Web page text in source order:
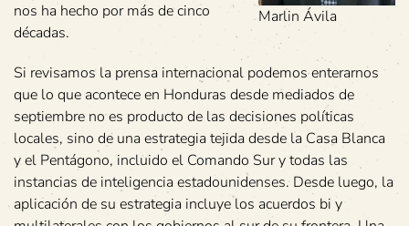
Marlin Ávila
nos ha hecho por más de cinco
décadas.
Si revisamos la prensa internacional podemos enterarnos
que lo que acontece en Honduras desde mediados de
septiembre no es producto de las decisiones políticas
locales, sino de una estrategia tejida desde la Casa Blanca
y el Pentágono, incluido el Comando Sur y todas las
instancias de inteligencia estadounidenses. Desde luego, la
aplicación de su estrategia incluye los acuerdos bi y